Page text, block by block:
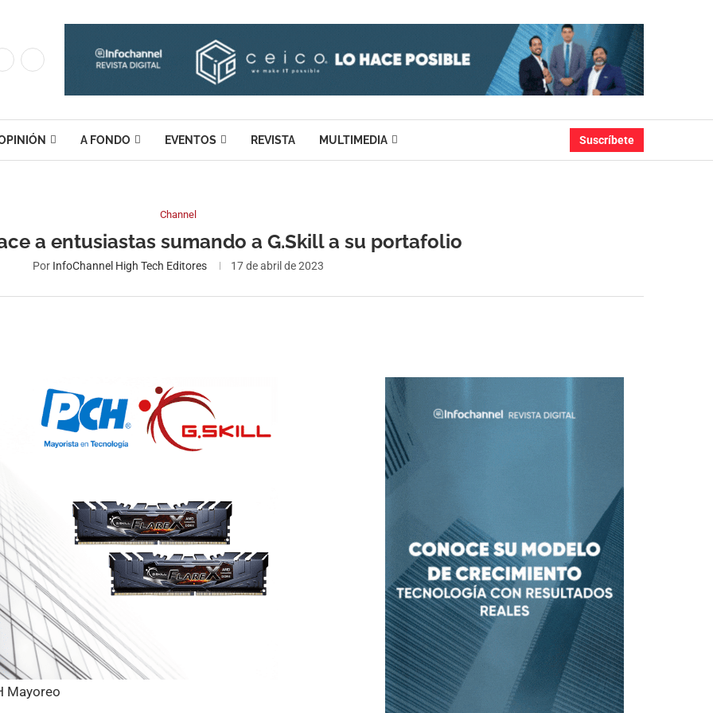
A FONDO EVENTOS REVISTA MULTIMEDIA Suscríbete
Channel
a entusiastas sumando a G.Skill a su portafolio
Por InfoChannel High Tech Editores 17 de abril de 2023
Mayoreo